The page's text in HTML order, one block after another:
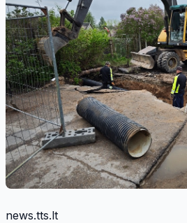
news.tts.lt